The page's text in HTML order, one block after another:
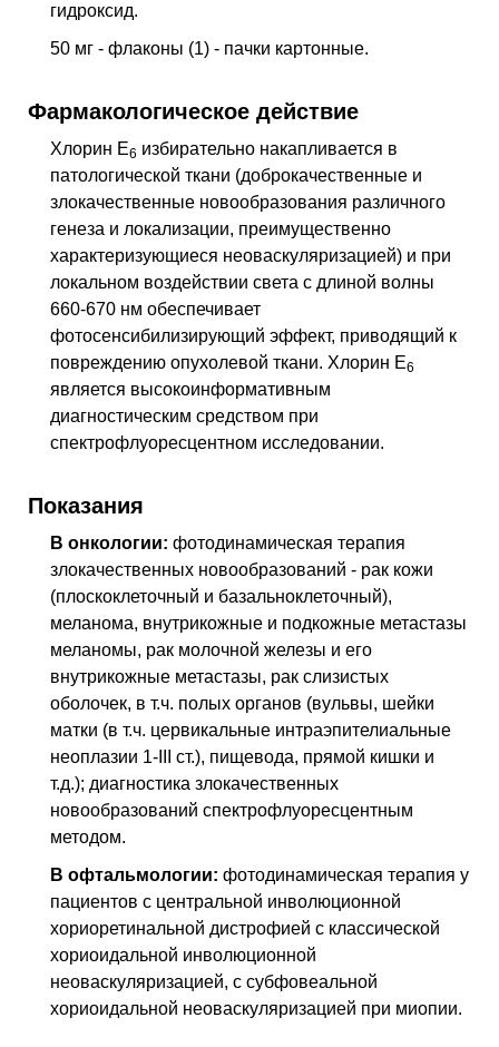
гидроксид.
50 мг - флаконы (1) - пачки картонные.
Фармакологическое действие
Хлорин Е6 избирательно накапливается в
патологической ткани (доброкачественные и
злокачественные новообразования различного
генеза и локализации, преимущественно
характеризующиеся неоваскуляризацией) и при
локальном воздействии света с длиной волны
660-670 нм обеспечивает
фотосенсибилизирующий эффект, приводящий к
повреждению опухолевой ткани. Хлорин Е6
является высокоинформативным
диагностическим средством при
спектрофлуоресцентном исследовании.
Показания
В онкологии: фотодинамическая терапия
злокачественных новообразований - рак кожи
(плоскоклеточный и базальноклеточный),
меланома, внутрикожные и подкожные метастазы
меланомы, рак молочной железы и его
внутрикожные метастазы, рак слизистых
оболочек, в т.ч. полых органов (вульвы, шейки
матки (в т.ч. цервикальные интраэпителиальные
неоплазии 1-III ст.), пищевода, прямой кишки и
т.д.); диагностика злокачественных
новообразований спектрофлуоресцентным
методом.
В офтальмологии: фотодинамическая терапия у
пациентов с центральной инволюционной
хориоретинальной дистрофией с классической
хориоидальной инволюционной
неоваскуляризацией, с субфовеальной
хориоидальной неоваскуляризацией при миопии.